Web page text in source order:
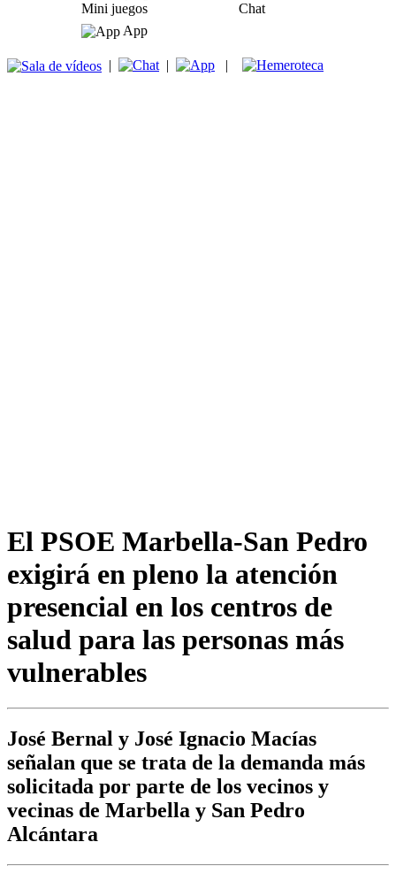
Mini juegos
Chat
App
| | |
El PSOE Marbella-San Pedro
exigirá en pleno la atención
presencial en los centros de
salud para las personas más
vulnerables
José Bernal y José Ignacio Macías
señalan que se trata de la demanda más
solicitada por parte de los vecinos y
vecinas de Marbella y San Pedro
Alcántara